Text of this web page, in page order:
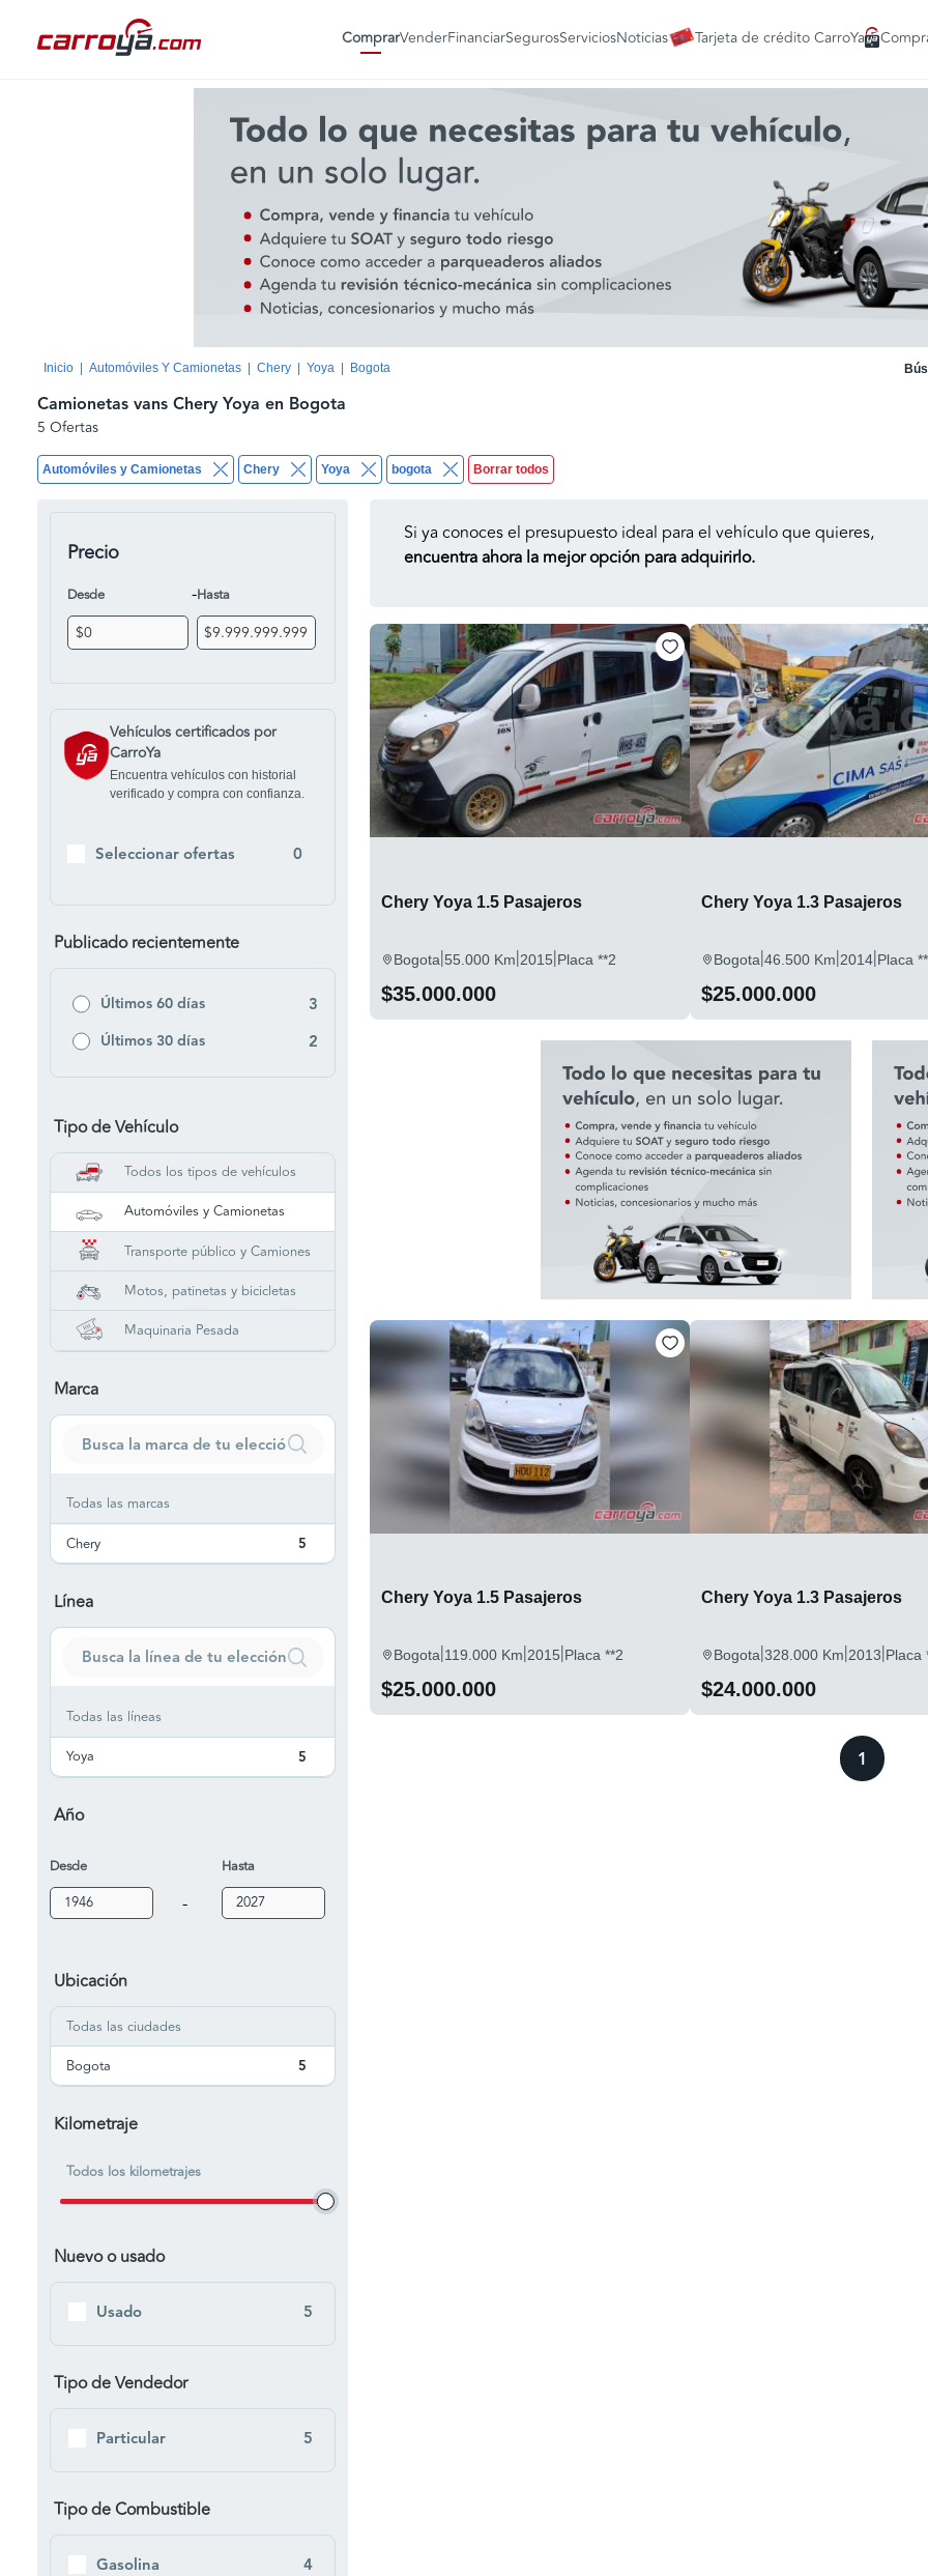
ComprarVenderFinanciarSegurosServiciosNoticias Tarjeta de crédito CarroYa
Inicio Automóviles Y Camionetas Chery Yoya Bogota
Automóviles y Camionetas Chery Yoya bogota Borrar todos
Camionetas vans Chery Yoya en Bogota
5 Ofertas
Precio
Desde -Hasta
Vehículos certificados por
CarroYa
Encuentra vehículos con historial
verificado y compra con confianza.
Seleccionar ofertas 0
Publicado recientemente
Últimos 60 días 3
Últimos 30 días 2
Tipo de Vehículo
Todos los tipos de vehículos
Automóviles y Camionetas
Transporte público y Camiones
Motos, patinetas y bicicletas
Maquinaria Pesada
Marca
Todas las marcas
Chery
5
Línea
Todas las líneas
Yoya
5
Año
Desde
-
Hasta
Ubicación
Todas las ciudades
Bogota
5
Kilometraje
Todos los kilometrajes
Nuevo o usado
Usado 5
Tipo de Vendedor
Particular 5
Tipo de Combustible
Gasolina 4
Si ya conoces el presupuesto ideal para el vehículo que quieres,
encuentra ahora la mejor opción para adquirirlo.
Chery Yoya 1.5 Pasajeros
Bogota|55.000 Km|2015|Placa **2
$35.000.000
Chery Yoya 1.3 Pasajeros
Bogota|46.500 Km|2014|Placa
$25.000.000
Chery Yoya 1.5 Pasajeros
Bogota|119.000 Km|2015|Placa **2
$25.000.000
Chery Yoya 1.3 Pasajeros
Bogota|328.000 Km|2013|Placa
$24.000.000
1